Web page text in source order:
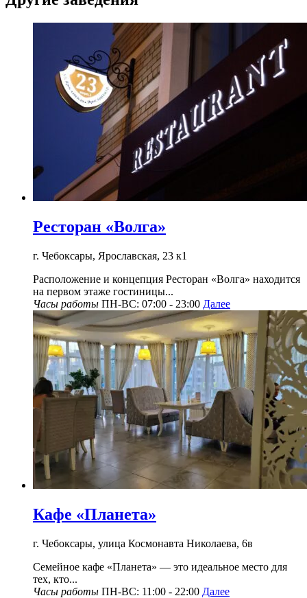
Ресторан «Волга»
г. Чебоксары, Ярославская, 23 к1
Расположение и концепция Ресторан «Волга» находится
на первом этаже гостиницы...
Часы работы ПН-ВС: 07:00 - 23:00 Далее
Кафе «Планета»
г. Чебоксары, улица Космонавта Николаева, 6в
Семейное кафе «Планета» — это идеальное место для
тех, кто...
Часы работы ПН-ВС: 11:00 - 22:00 Далее